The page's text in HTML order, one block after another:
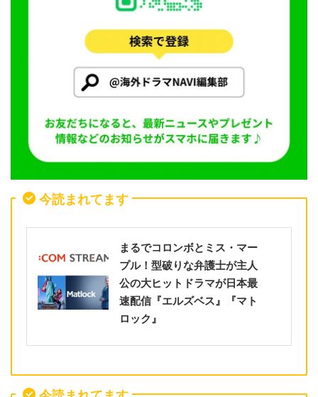
今読まれてます
まるでコロンボとミス・マー
プル！型破りな弁護士が主人
公の大ヒットドラマが日本最
速配信『エルズベス』『マト
ロック』